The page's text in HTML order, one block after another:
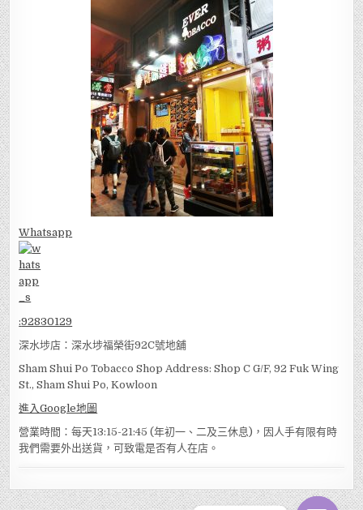
Whatsapp
:92830129
深水埗店：深水埗福榮街92C號地舖
Sham Shui Po Tobacco Shop Address: Shop C G/F, 92 Fuk Wing
St., Sham Shui Po, Kowloon
進入Google地圖
營業時間：每天13:15-21:45 (年初一、二及三休息)，因人手有限有時
我們需要外出送貨，可致電是否有人在店。